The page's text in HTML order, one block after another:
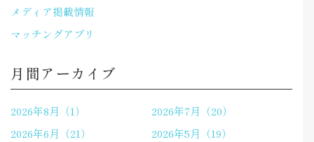
メディア掲載情報
マッチングアプリ
月間アーカイブ
2026年8月（1）
2026年7月（20）
2026年6月（21）
2026年5月（19）